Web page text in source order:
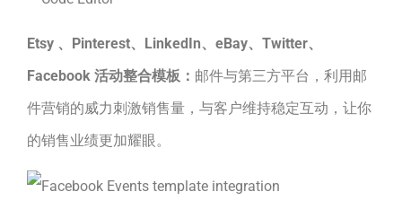
Etsy 、Pinterest、LinkedIn、eBay、Twitter、
Facebook 活动整合模板： 邮件与第三方平台，利用邮
件营销的威力刺激销售量，与客户维持稳定互动，让你
的销售业绩更加耀眼。